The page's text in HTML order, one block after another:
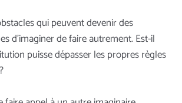
qui peuvent devenir des
d’imaginer de faire autrement. Est-il
puisse dépasser les propres règles